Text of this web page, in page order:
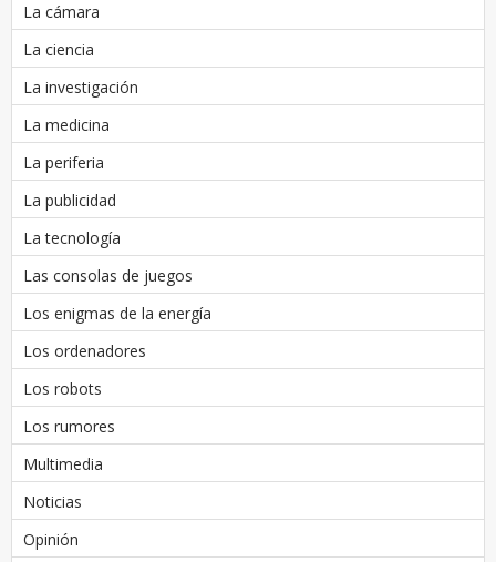
La cámara
La ciencia
La investigación
La medicina
La periferia
La publicidad
La tecnología
Las consolas de juegos
Los enigmas de la energía
Los ordenadores
Los robots
Los rumores
Multimedia
Noticias
Opinión